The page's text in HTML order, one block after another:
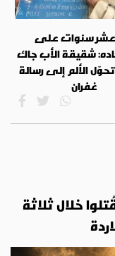
عشر سنوات على
شقيقة الأب جاك
الألم إلى رسالة
غفران
قُتلوا خلال ثلاثة